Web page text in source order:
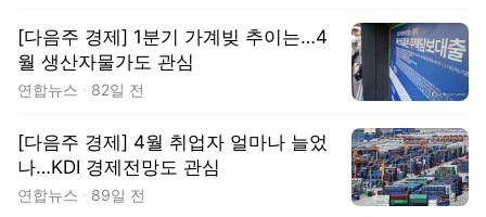
[다음주 경제] 1분기 가계빚 추이는…4
월 생산자물가도 관심
연합뉴스 82일 전
[다음주 경제] 4월 취업자 얼마나 늘었
나…KDI 경제전망도 관심
연합뉴스 89일 전